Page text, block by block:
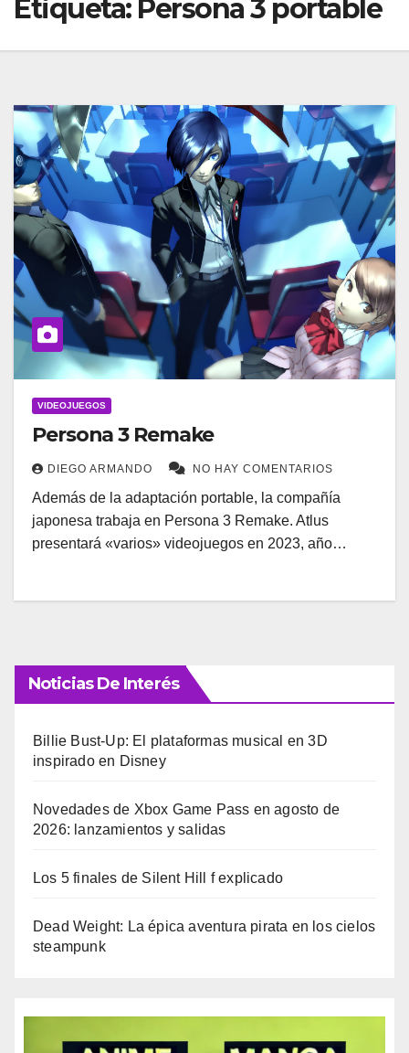
Etiqueta: Persona 3 portable
VIDEOJUEGOS
Persona 3 Remake
DIEGO ARMANDO NO HAY COMENTARIOS
Además de la adaptación portable, la compañía
japonesa trabaja en Persona 3 Remake. Atlus
presentará «varios» videojuegos en 2023, año…
Noticias De Interés
Billie Bust-Up: El plataformas musical en 3D
inspirado en Disney
Novedades de Xbox Game Pass en agosto de
2026: lanzamientos y salidas
Los 5 finales de Silent Hill f explicado
Dead Weight: La épica aventura pirata en los cielos
steampunk